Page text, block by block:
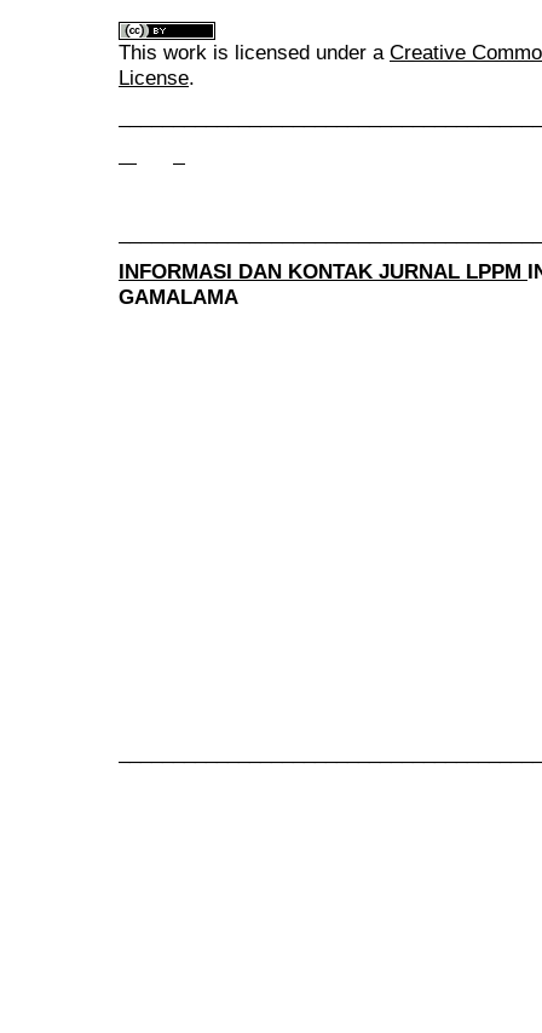
This work is licensed under a Creative
License.
INFORMASI DAN KONTAK JURNAL LPPM
GAMALAMA